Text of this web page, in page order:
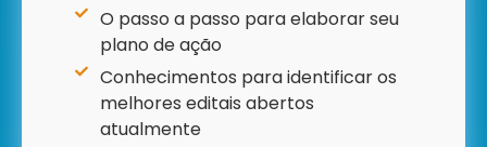
O passo a passo para elaborar seu
plano de ação
Conhecimentos para identificar os
melhores editais abertos
atualmente